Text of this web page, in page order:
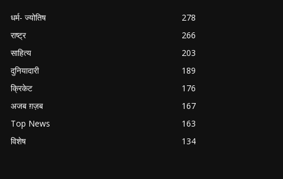
धर्म- ज्योतिष
278
राष्ट्र
266
साहित्य
203
दुनियादारी
189
क्रिकेट
176
अजब ग़ज़ब
167
Top News
163
विशेष
134